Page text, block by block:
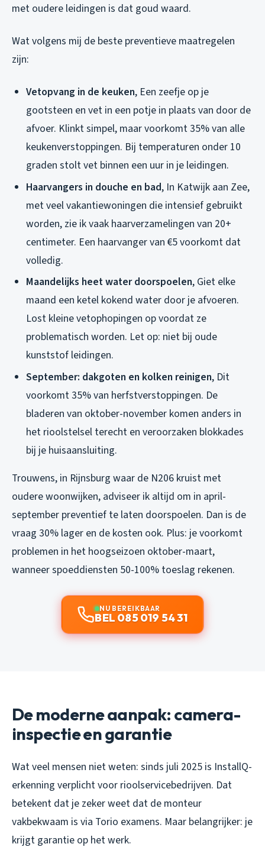
met oudere leidingen is dat goud waard.
Wat volgens mij de beste preventieve maatregelen
zijn:
Vetopvang in de keuken, Een zeefje op je
gootsteen en vet in een potje in plaats van door de
afvoer. Klinkt simpel, maar voorkomt 35% van alle
keukenverstoppingen. Bij temperaturen onder 10
graden stolt vet binnen een uur in je leidingen.
Haarvangers in douche en bad, In Katwijk aan Zee,
met veel vakantiewoningen die intensief gebruikt
worden, zie ik vaak haarverzamelingen van 20+
centimeter. Een haarvanger van €5 voorkomt dat
volledig.
Maandelijks heet water doorspoelen, Giet elke
maand een ketel kokend water door je afvoeren.
Lost kleine vetophopingen op voordat ze
problematisch worden. Let op: niet bij oude
kunststof leidingen.
September: dakgoten en kolken reinigen, Dit
voorkomt 35% van herfstverstoppingen. De
bladeren van oktober-november komen anders in
het rioolstelsel terecht en veroorzaken blokkades
bij je huisaansluiting.
Trouwens, in Rijnsburg waar de N206 kruist met
oudere woonwijken, adviseer ik altijd om in april-
september preventief te laten doorspoelen. Dan is de
vraag 30% lager en de kosten ook. Plus: je voorkomt
problemen in het hoogseizoen oktober-maart,
wanneer spoeddiensten 50-100% toeslag rekenen.
NU BEREIKBAAR
BEL 085 019 54 31
De moderne aanpak: camera-
inspectie en garantie
Wat veel mensen niet weten: sinds juli 2025 is InstallQ-
erkenning verplicht voor rioolservicebedrijven. Dat
betekent dat je zeker weet dat de monteur
vakbekwaam is via Torio examens. Maar belangrijker: je
krijgt garantie op het werk.